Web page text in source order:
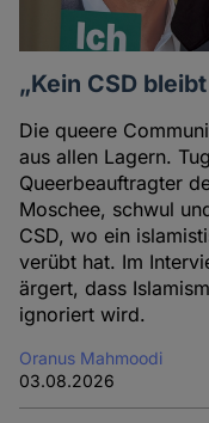
„Kein CSD
Die queere
aus allen Lagern.
Queerbeauftragter
Moschee, schwul
CSD, wo ein
verübt hat. Im
ärgert, dass
ignoriert wird.
Oranus Mahmoodi
03.08.2026